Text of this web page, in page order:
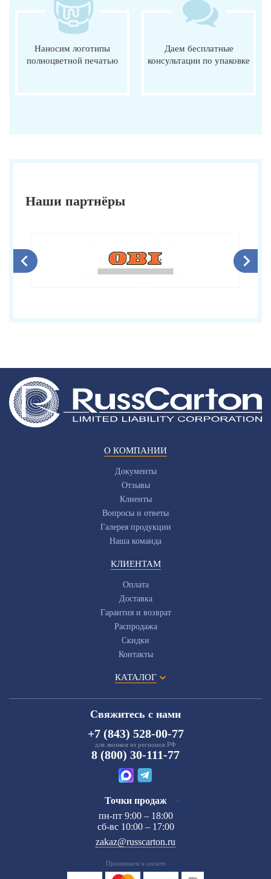
Наносим логотипы
полноцветной печатью
Даем бесплатные
консультации по упаковке
Наши партнёры
О КОМПАНИИ
Документы
Отзывы
Клиенты
Вопросы и ответы
Галерея продукции
Наша команда
КЛИЕНТАМ
Оплата
Доставка
Гарантия и возврат
Распродажа
Скидки
Контакты
КАТАЛОГ
Свяжитесь с нами
+7 (843) 528-00-77
для звонков из регионов РФ
8 (800) 30-111-77
Точки продаж
пн-пт 9:00 – 18:00
сб-вс 10:00 – 17:00
zakaz@russcarton.ru
Принимаем к оплате